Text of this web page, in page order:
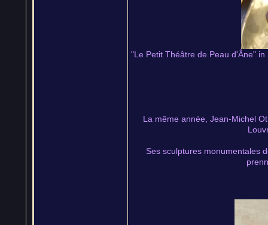
"Le Petit Théâtre de Peau d'Âne"
La même année, Jean-Michel
Ses sculptures monumentales